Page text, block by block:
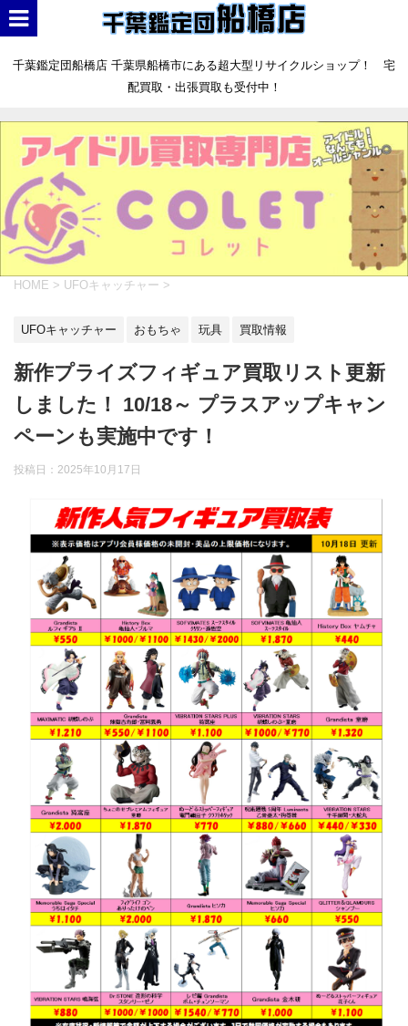
千葉鑑定団船橋店 千葉県船橋市にある超大型リサイクルショップ！ 宅
配買取・出張買取も受付中！
HOME > UFOキャッチャー >
UFOキャッチャー おもちゃ 玩具 買取情報
新作プライズフィギュア買取リスト更新
しました！ 10/18～ プラスアップキャン
ペーンも実施中です！
投稿日： 2025年10月17日